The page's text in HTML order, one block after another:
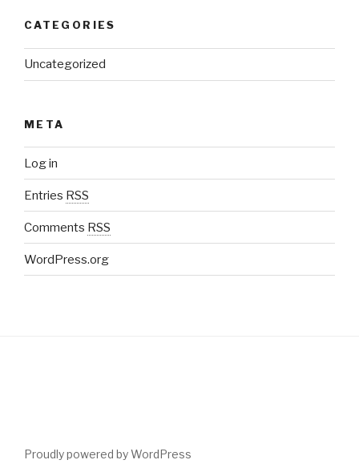
CATEGORIES
Uncategorized
META
Log in
Entries RSS
Comments RSS
WordPress.org
Proudly powered by WordPress